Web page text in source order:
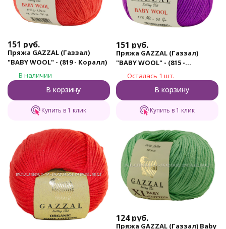
151 руб.
Пряжа GAZZAL (Газзал)
"BABY WOOL" - (819 - Коралл)
В наличии
В корзину
Купить в 1 клик
151 руб.
Пряжа GAZZAL (Газзал)
"BABY WOOL" - (815 -
Сиреневый)
Осталась 1 шт.
В корзину
Купить в 1 клик
124 руб.
Пряжа GAZZAL (Газзал) Baby